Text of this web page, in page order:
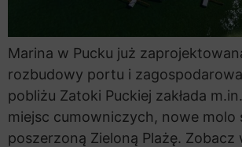
Marina w Pucku już
rozbudowy portu i
pobliżu Zatoki Puckiej zakłada
miejsc cumowniczych, nowe molo
poszerzoną Zieloną Plażę. Zobacz